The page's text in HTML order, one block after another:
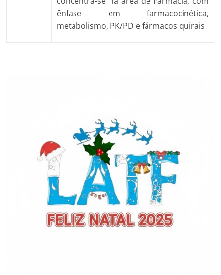
ênfase em farmacocinética,
metabolismo, PK/PD e fármacos quirais